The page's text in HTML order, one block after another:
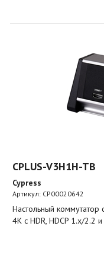
CPLUS-V3H1H-TB
Cypress
Артикул: CP00020642
Настольный
4K с HDR, HDCP 1.x/2.2